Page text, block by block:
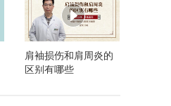
肩袖损伤和肩周炎的
区别有哪些